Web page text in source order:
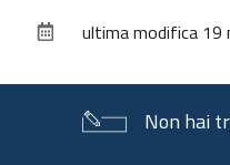
documentoultima modifica 19
Non hai